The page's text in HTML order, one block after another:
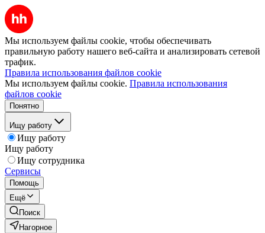
Мы используем файлы cookie, чтобы обеспечивать
правильную работу нашего веб-сайта и анализировать сетевой
трафик.
Правила использования файлов cookie
Мы используем файлы cookie. Правила использования
файлов cookie
Понятно
Ищу работу
Ищу работу
Ищу работу
Ищу сотрудника
Сервисы
Помощь
Ещё
Поиск
Нагорное